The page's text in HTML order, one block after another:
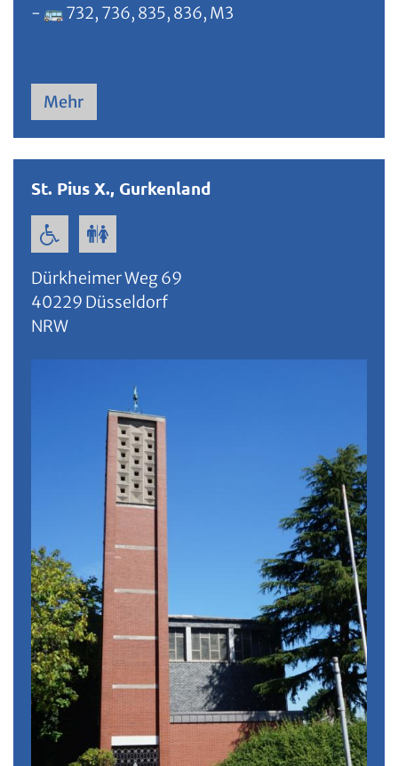
- 🚌 732, 736, 835, 836, M3
Mehr
St. Pius X., Gurkenland
Dürkheimer Weg 69
40229 Düsseldorf
NRW